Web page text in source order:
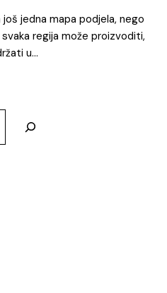
jedna mapa podjela, nego
regija može proizvoditi,
u…